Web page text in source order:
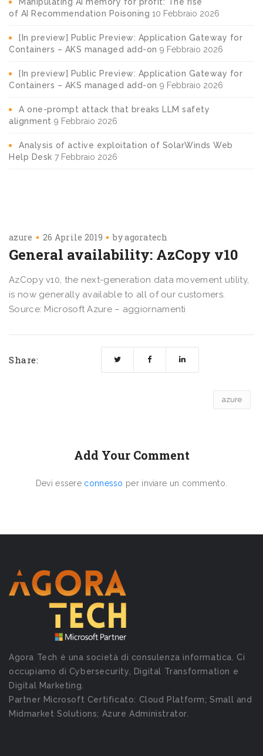
of AI Recommendation Poisoning 10 Febbraio 2026
[In preview] Public Preview: Application Gateway for
Containers – AKS managed add-on 9 Febbraio 2026
[In preview] Public Preview: Application Gateway for
Containers – AKS managed add-on 9 Febbraio 2026
A one-prompt attack that breaks LLM safety
alignment 9 Febbraio 2026
Analysis of active exploitation of SolarWinds Web
Help Desk 7 Febbraio 2026
azure 26 Aprile 2019 byagoratech
General availability: AzCopy v10
AzCopy v10, the next-generation data movement utility,
is now generally available to all of our customers.
Source: Microsoft Azure – aggiornamenti
Share:
azure
Add Your Comment
Devi essere connesso per inviare un commento.
Agora Tech è una società di consulenza informatica. Ci
occupiamo di Cybersecurity, Digital Transformation e
Digital Marketing.
Partner Microsoft Certificato: Cloud Platform; Small and
Midmarket Solutions; Azure Administrator.